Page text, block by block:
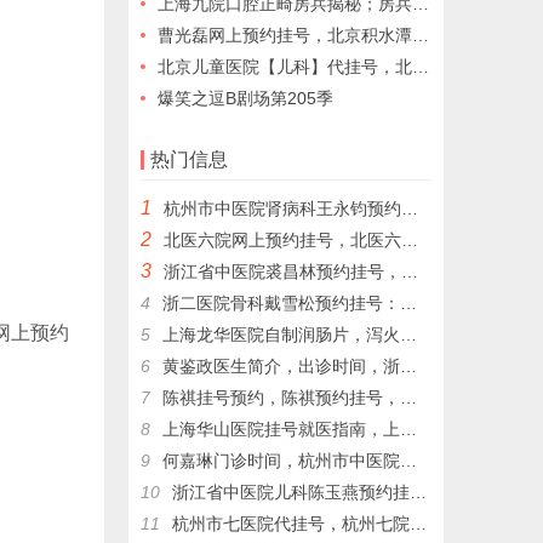
曹光磊网上预约挂号，北京积水潭医院骨科专家曹光磊分享
北京儿童医院【儿科】代挂号，北京儿童医院黄牛跑腿代挂号
爆笑之逗B剧场第205季
热门信息
1 杭州市中医院肾病科王永钧预约挂号，王永钧为为更多的患者带来健康和希望。
2 北医六院网上预约挂号，北医六院代挂号，北医六院跑腿代挂号
3
浙江省中医院裘昌林预约挂号，裘昌林挂号预约，裘昌林专家门诊挂号，解决就医难顾虑
4
浙二医院骨科戴雪松预约挂号：戴雪松关节镜技术的领航者，戴雪松；擅长疾病: 骨关节病和运动损伤
5
上海龙华医院自制润肠片，泻火通便，用于湿热內盛，便秘腹胀，习惯性便秘
6
黄鉴政医生简介，出诊时间，浙二医院代挂号，浙二医院黄鉴政预约挂号
7
陈祺挂号预约，陈祺预约挂号，杭州生长发育陈祺代挂号​，杭州生长发育陈祺帮人挂号
8
上海华山医院挂号就医指南，上海各大医院网上预约挂号代配药
9
何嘉琳门诊时间，杭州市中医院妇科何嘉琳网上预约挂号，杭州市中医院代挂号
10
浙江省中医院儿科陈玉燕预约挂号，陈玉燕擅长儿童自闭症
11
杭州市七医院代挂号，杭州七院儿童心理科周国岭网上预约挂号，周国岭门诊时间